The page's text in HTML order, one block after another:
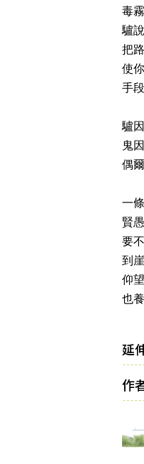
毒
驢
把
使
手
驢
鬼
偶
一
賢
要
到
仰
也
延
作